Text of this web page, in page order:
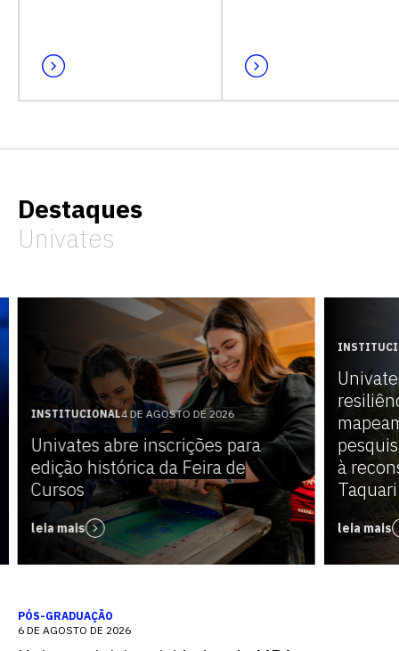
Destaques
Univates
INSTITUCIONAL4 DE AGOSTO DE 2026
Univates abre inscrições para
edição histórica da Feira de
Cursos
leia mais
à
Taquari
leia mais
PÓS-GRADUAÇÃO
6 DE AGOSTO DE 2026